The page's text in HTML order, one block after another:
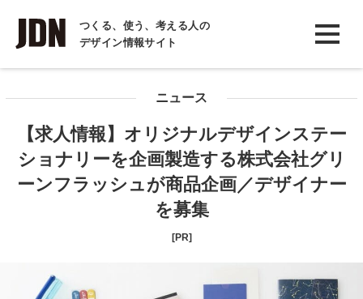
つくる、使う、考える人の
デザイン情報サイト
INTERVIEW
インタビュー
COLUMN
コラム
ニュース
【求人情報】オリジナルデザインステー
ショナリーを企画製造する株式会社グリ
ーンフラッシュが商品企画／デザイナー
を募集
[PR]